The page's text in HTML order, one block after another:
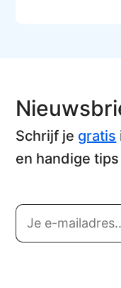
Schrijf je gratis
en handige tips